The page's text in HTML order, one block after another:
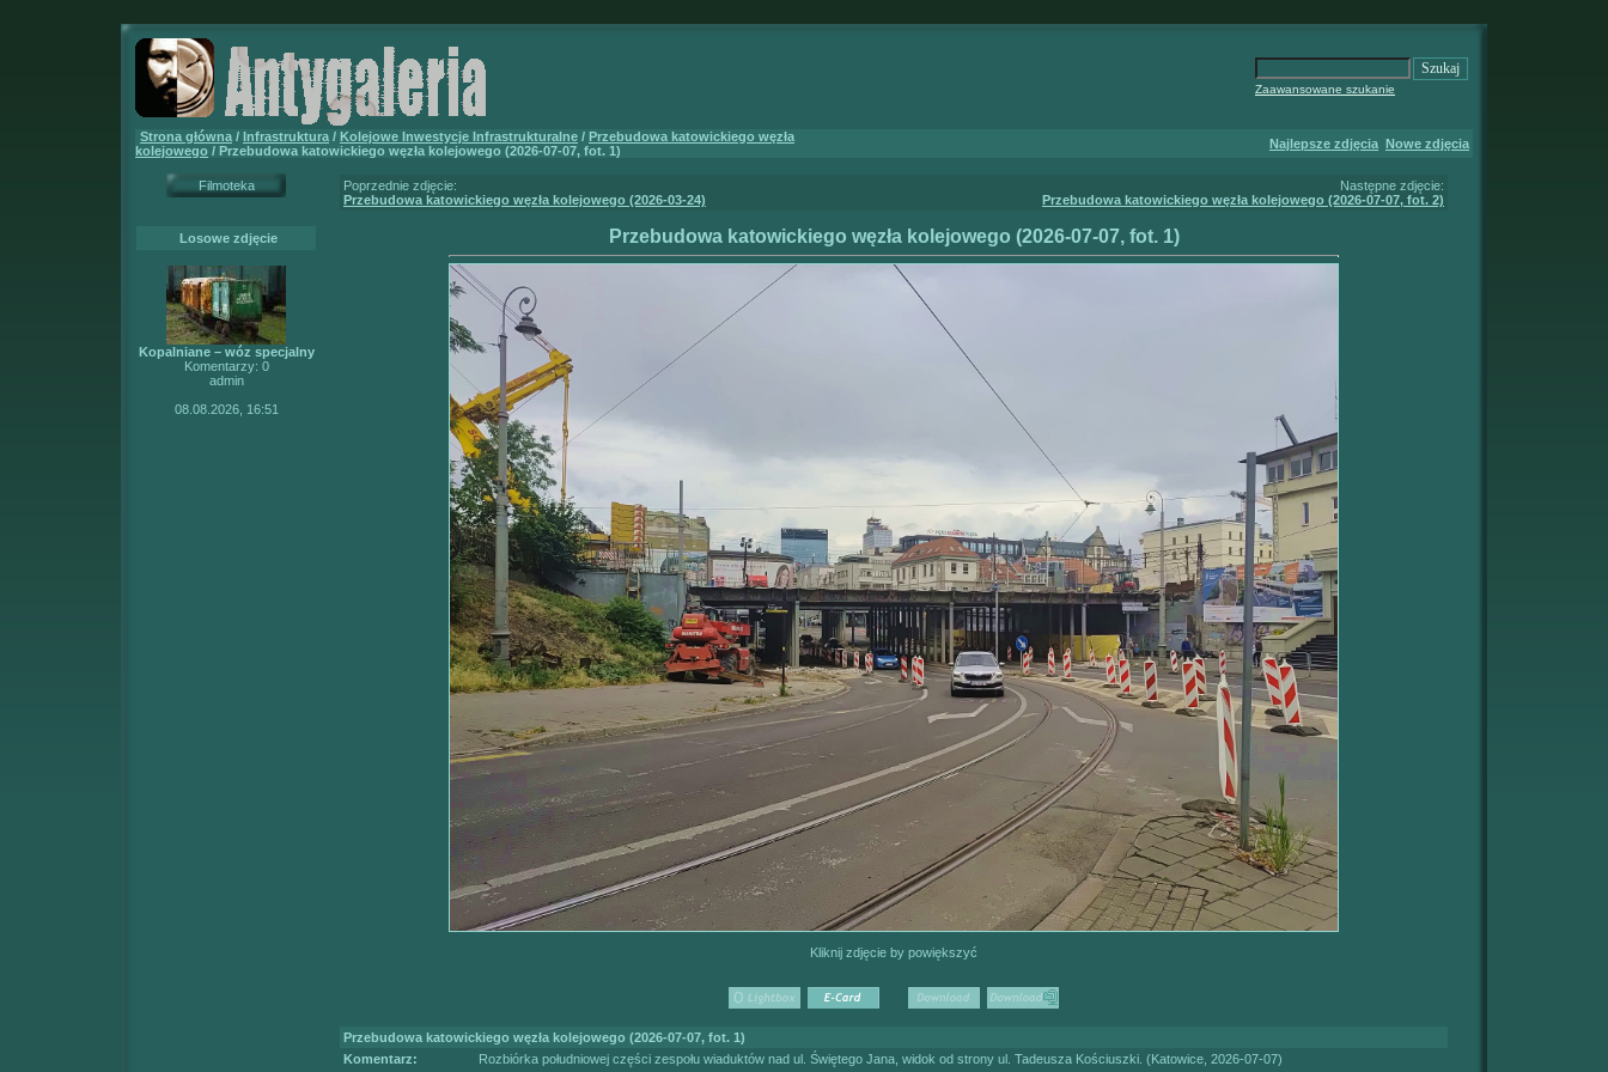
Zaawansowane szukanie
Strona główna / Infrastruktura / Kolejowe Inwestycje Infrastrukturalne / Przebudowa katowickiego węzła
kolejowego / Przebudowa katowickiego węzła kolejowego (2026-07-07, fot. 1) Najlepsze zdjęcia Nowe zdjęcia
Filmoteka
Losowe zdjęcie
Kopalniane – wóz specjalny
Komentarzy: 0
admin
08.08.2026, 16:51
Poprzednie zdjęcie:
Przebudowa katowickiego węzła kolejowego (2026-03-24)
Następne zdjęcie:
Przebudowa katowickiego węzła kolejowego (2026-07-07, fot. 2)
Przebudowa katowickiego węzła kolejowego (2026-07-07, fot. 1)
Kliknij zdjęcie by powiększyć
Przebudowa katowickiego węzła kolejowego (2026-07-07, fot. 1)
Komentarz:
Rozbiórka południowej części zespołu wiaduktów nad ul. Świętego Jana, widok od strony ul. Tadeusza Kościuszki. (Katowice, 2026-07-07)